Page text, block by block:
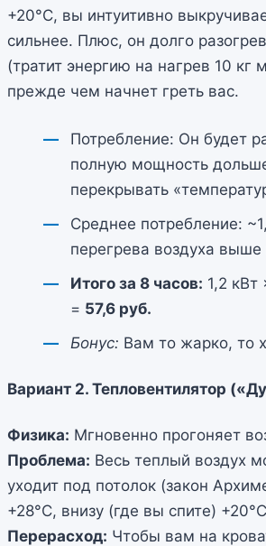
+20°C, вы интуитивно
сильнее. Плюс, он долго
(тратит энергию на нагрев 10 кг
прежде чем начнет греть вас.
Потребление: Он будет
полную мощность
перекрывать
Среднее потребление:
перегрева воздуха
Итого за 8 часов: 1,2 кВт
= 57,6 руб.
Бонус: Вам то жарко, то
Вариант 2. Тепловентилятор
Физика: Мгновенно прогоняет
Проблема: Весь теплый воздух
уходит под потолок (закон
+28°C, внизу (где вы спите)
Перерасход: Чтобы вам на